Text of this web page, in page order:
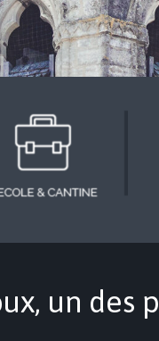
un des